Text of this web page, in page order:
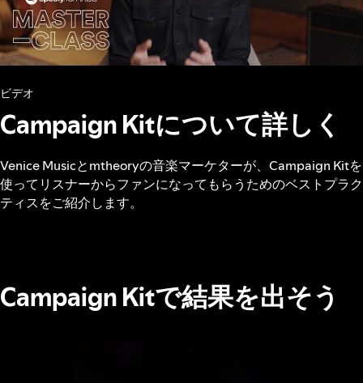
ビデオ
Campaign Kitについて詳しく
Venice Musicとmtheoryの音楽マーケターが、Campaign Kitを
使ってリスナーからファンになってもらうためのベストプラク
ティスをご紹介します。
Campaign Kitで結果を出そう